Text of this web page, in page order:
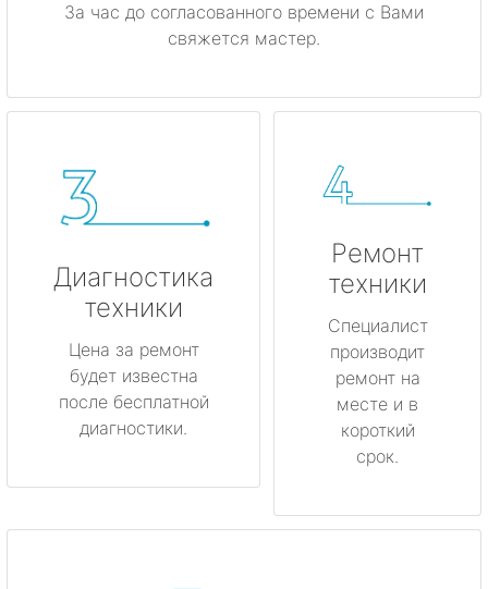
За час до согласованного времени с Вами
свяжется мастер.
Диагностика
техники
Цена за ремонт
будет известна
после бесплатной
диагностики.
Ремонт
техники
Специалист
производит
ремонт на
месте и в
короткий
срок.